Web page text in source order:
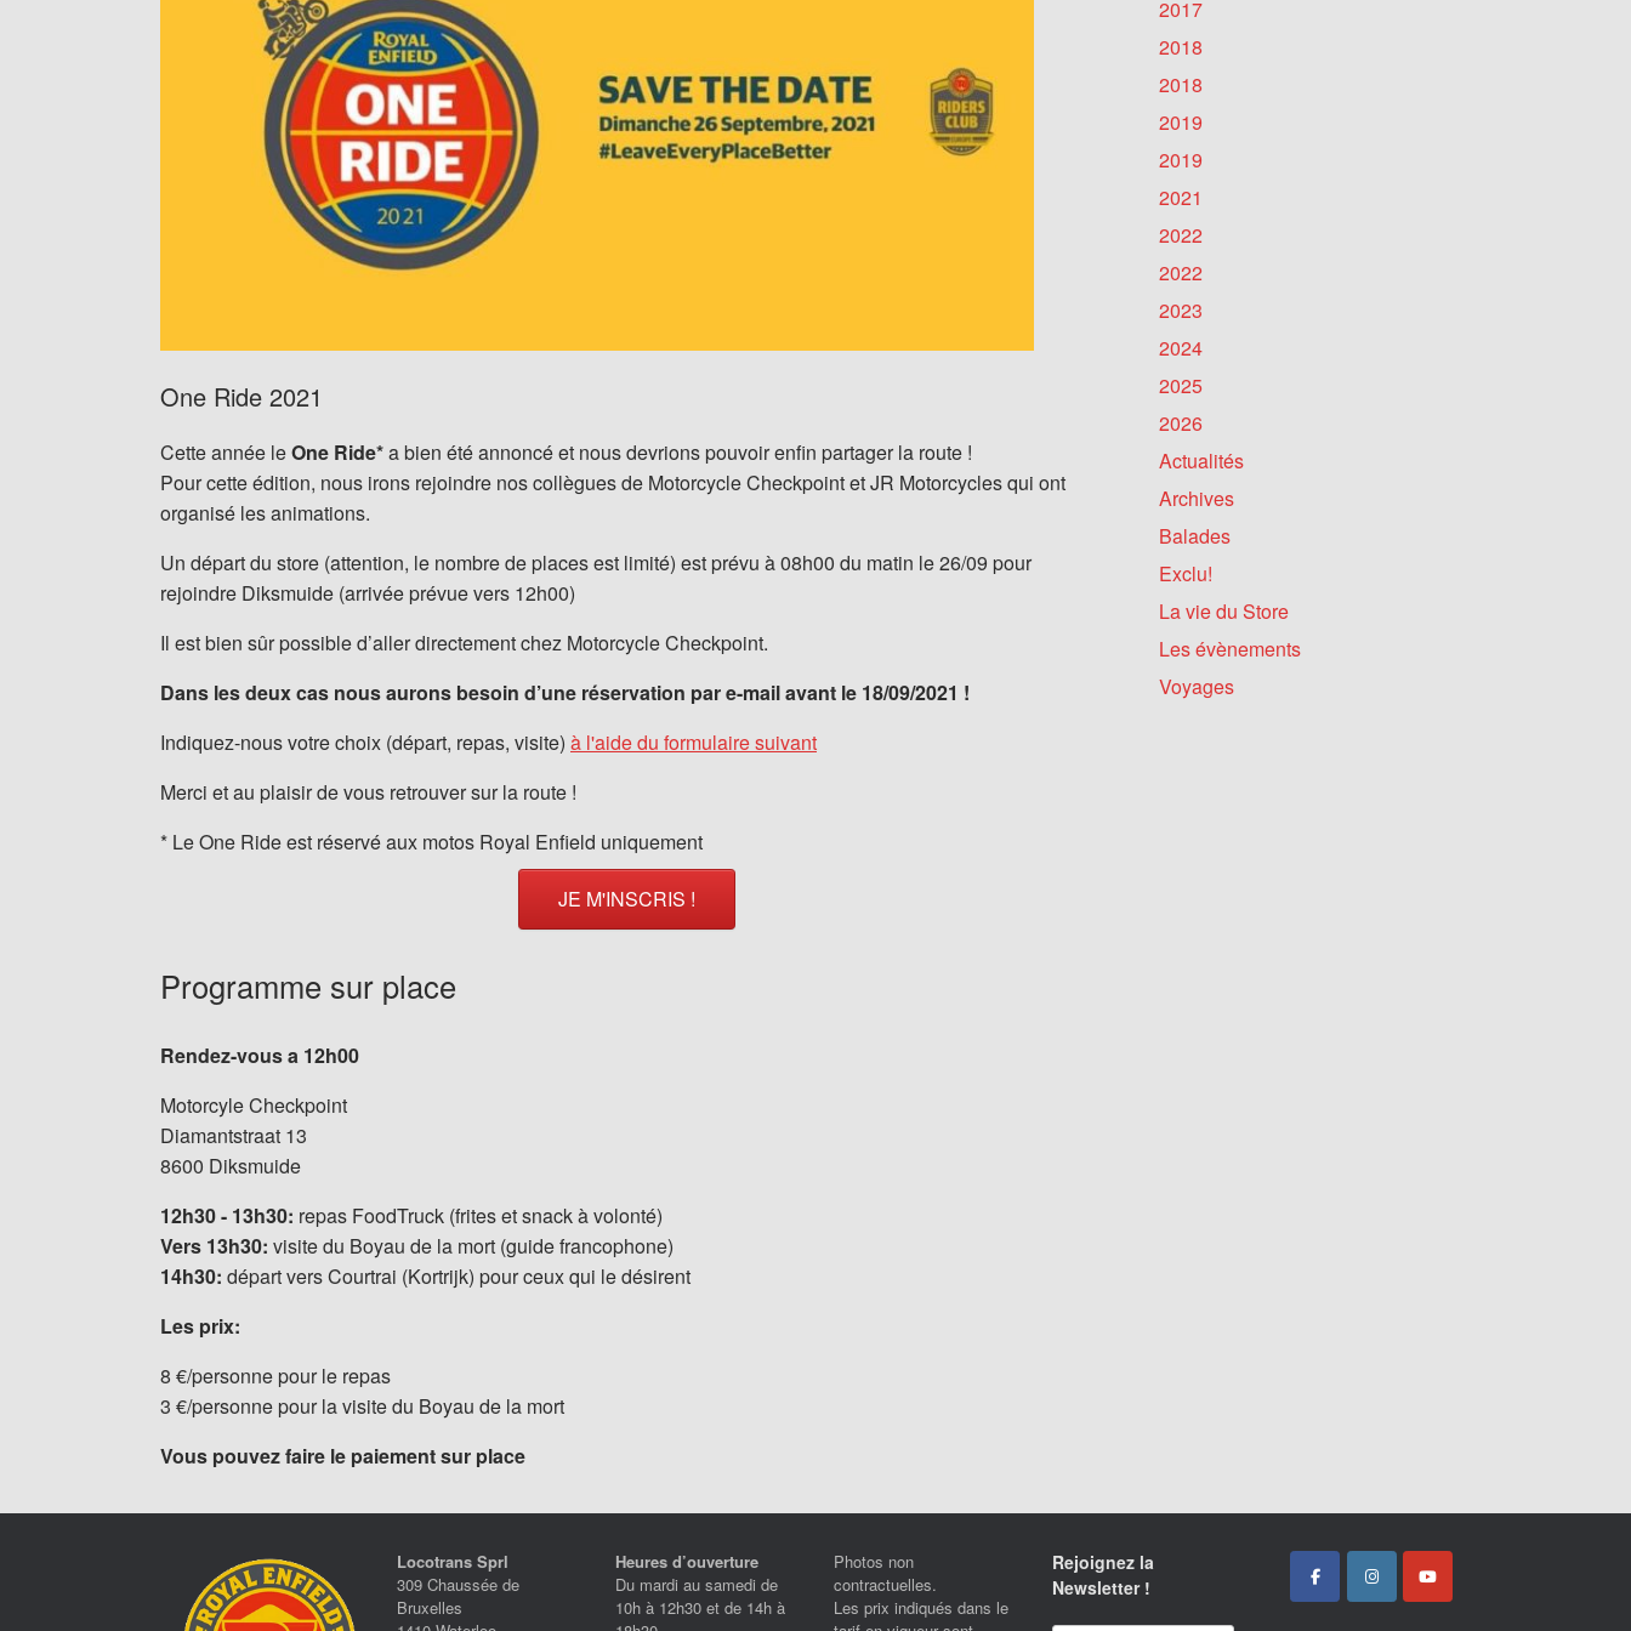
One Ride 2021
Cette année leOne Ride*a bien été annoncé et nous devrions pouvoir enfin partager la route !
Pour cette édition, nous irons rejoindre nos collègues de Motorcycle Checkpoint et JR Motorcycles qui ont
organisé les animations.
Un départ du store (attention, le nombre de places est limité) est prévu à 08h00 du matin le 26/09 pour
rejoindre Diksmuide (arrivée prévue vers 12h00)
Il est bien sûr possible d’aller directement chez Motorcycle Checkpoint.
Dans les deux cas nous aurons besoin d’une réservation par e-mail avant le 18/09/2021 !
Indiquez-nous votre choix (départ, repas, visite) à l'aide du formulaire suivant
Merci et au plaisir de vous retrouver sur la route !
* Le One Ride est réservé aux motos Royal Enfield uniquement
JE M'INSCRIS !
Programme sur place
Rendez-vous a 12h00
Motorcyle Checkpoint
Diamantstraat 13
8600 Diksmuide
12h30 - 13h30: repas FoodTruck (frites et snack à volonté)
Vers 13h30: visite du Boyau de la mort (guide francophone)
14h30: départ vers Courtrai (Kortrijk) pour ceux qui le désirent
Les prix:
8 €/personne pour le repas
3 €/personne pour la visite du Boyau de la mort
Vous pouvez faire le paiement sur place
2017
2018
2018
2019
2019
2021
2022
2022
2023
2024
2025
2026
Actualités
Archives
Balades
Exclu!
La vie du Store
Les évènements
Voyages
Locotrans Sprl
309 Chaussée de
Bruxelles
Heures d’ouverture
Du mardi au samedi de
10h à 12h30 et de 14h à
Photos non
contractuelles.
Les prix indiqués dans le
Rejoignez la
Newsletter !